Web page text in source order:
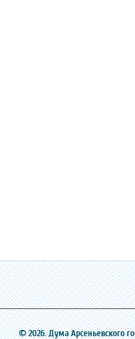
© 2026. Дума Арсеньевского